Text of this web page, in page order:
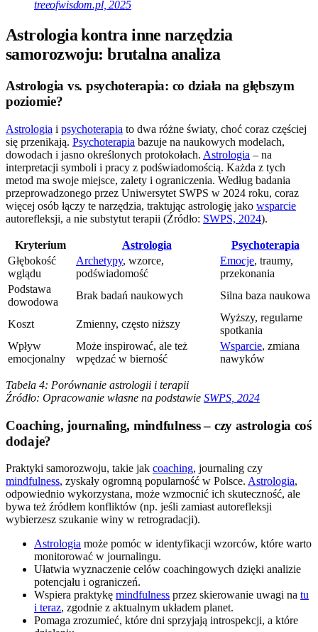
treeofwisdom.pl, 2025
Astrologia kontra inne narzędzia
samorozwoju: brutalna analiza
Astrologia vs. psychoterapia: co działa na głębszym
poziomie?
Astrologia i psychoterapia to dwa różne światy, choć coraz częściej
się przenikają. Psychoterapia bazuje na naukowych modelach,
dowodach i jasno określonych protokołach. Astrologia – na
interpretacji symboli i pracy z podświadomością. Każda z tych
metod ma swoje miejsce, zalety i ograniczenia. Według badania
przeprowadzonego przez Uniwersytet SWPS w 2024 roku, coraz
więcej osób łączy te narzędzia, traktując astrologię jako wsparcie
autorefleksji, a nie substytut terapii (Źródło: SWPS, 2024).
Kryterium Astrologia
Psychoterapia
Głębokość
wglądu
Archetypy, wzorce,
podświadomość
Emocje, traumy,
przekonania
Podstawa
dowodowa
Brak badań naukowych Silna baza naukowa
Koszt Zmienny, często niższy
Wyższy, regularne
spotkania
Wpływ
emocjonalny
Może inspirować, ale też
wpędzać w bierność
Wsparcie, zmiana
nawyków
Tabela 4: Porównanie astrologii i terapii
Źródło: Opracowanie własne na podstawie SWPS, 2024
Coaching, journaling, mindfulness – czy astrologia coś
dodaje?
Praktyki samorozwoju, takie jak coaching, journaling czy
mindfulness, zyskały ogromną popularność w Polsce. Astrologia,
odpowiednio wykorzystana, może wzmocnić ich skuteczność, ale
bywa też źródłem konfliktów (np. jeśli zamiast autorefleksji
wybierzesz szukanie winy w retrogradacji).
Astrologia może pomóc w identyfikacji wzorców, które warto
monitorować w journalingu.
Ułatwia wyznaczenie celów coachingowych dzięki analizie
potencjału i ograniczeń.
Wspiera praktykę mindfulness przez skierowanie uwagi na tu
i teraz, zgodnie z aktualnym układem planet.
Pomaga zrozumieć, które dni sprzyjają introspekcji, a które